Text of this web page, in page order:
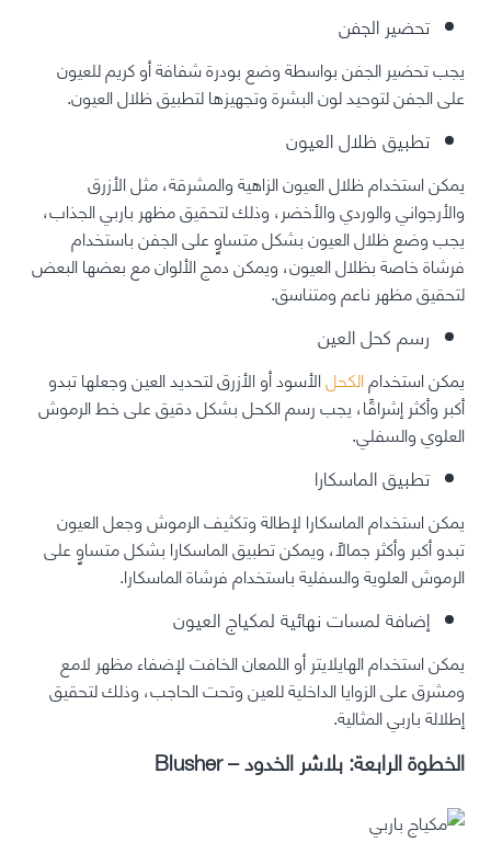
تحضير الجفن
يجب تحضير الجفن بواسطة وضع بودرة شفافة أو كريم للعيون
على الجفن لتوحيد لون البشرة وتجهيزها لتطبيق ظلال العيون.
تطبيق ظلال العيون
يمكن استخدام ظلال العيون الزاهية والمشرقة، مثل الأزرق
والأرجواني والوردي والأخضر، وذلك لتحقيق مظهر باربي الجذاب،
يجب وضع ظلال العيون بشكل متساوٍ على الجفن باستخدام
فرشاة خاصة بظلال العيون، ويمكن دمج الألوان مع بعضها البعض
لتحقيق مظهر ناعم ومتناسق.
رسم كحل العين
يمكن استخدامالكحلالأسود أو الأزرق لتحديد العين وجعلها تبدو
أكبر وأكثر إشراقًا، يجب رسم الكحل بشكل دقيق على خط الرموش
العلوي والسفلي.
تطبيق الماسكارا
يمكن استخدام الماسكارا لإطالة وتكثيف الرموش وجعل العيون
تبدو أكبر وأكثر جمالًا، ويمكن تطبيق الماسكارا بشكل متساوٍ على
الرموش العلوية والسفلية باستخدام فرشاة الماسكارا.
إضافة لمسات نهائية لمكياج العيون
يمكن استخدام الهايلايتر أو اللمعان الخافت لإضفاء مظهر لامع
ومشرق على الزوايا الداخلية للعين وتحت الحاجب، وذلك لتحقيق
إطلالة باربي المثالية.
الخطوة الرابعة: بلاشر الخدود – Blusher